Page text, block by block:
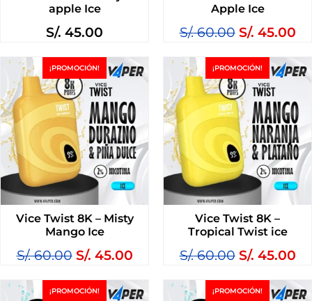
apple Ice
S/. 45.00
Apple Ice
S/.60.00 S/. 45.00
¡PROMOCIÓN!
Vice Twist 8K – Misty
Mango Ice
S/.60.00 S/. 45.00
¡PROMOCIÓN!
Vice Twist 8K –
Tropical Twist ice
S/.60.00 S/. 45.00
¡PROMOCIÓN! ¡PROMOCIÓN!